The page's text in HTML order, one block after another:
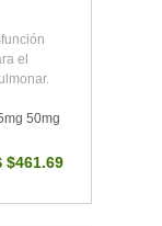
el
50mg
$461.69